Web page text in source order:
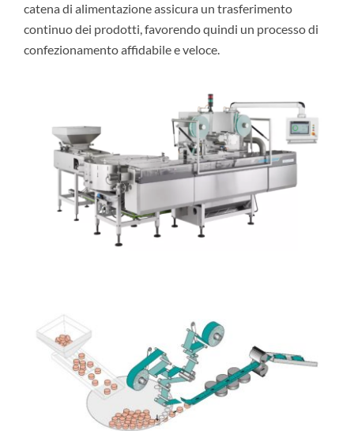
catena di alimentazione assicura un trasferimento
continuo dei prodotti, favorendo quindi un processo di
confezionamento affidabile e veloce.